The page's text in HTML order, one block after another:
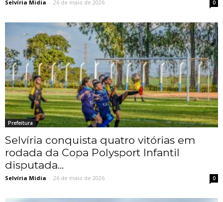
Selvíria Midia - 26 de maio de 2026 0
Prefeitura
Selvíria conquista quatro vitórias em
rodada da Copa Polysport Infantil
disputada...
Selvíria Midia - 26 de maio de 2026 0